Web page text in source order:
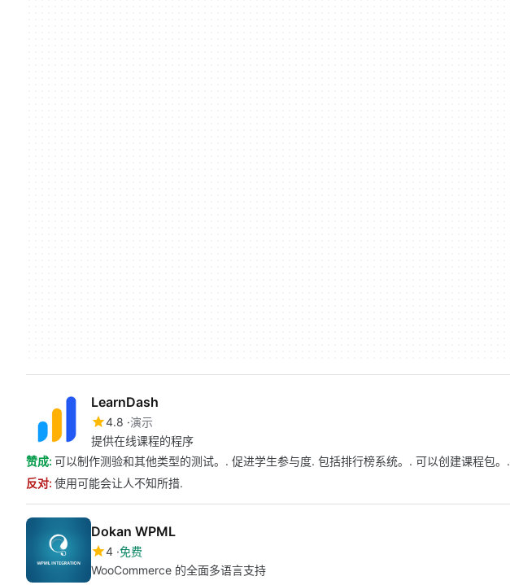
LearnDash
4.8 演示
提供在线课程的程序
赞成: 可以制作测验和其他类型的测试。. 促进学生参与度. 包括排行榜系统。. 可以创建课程包。.
反对: 使用可能会让人不知所措.
Dokan WPML
4 免费
WooCommerce 的全面多语言支持